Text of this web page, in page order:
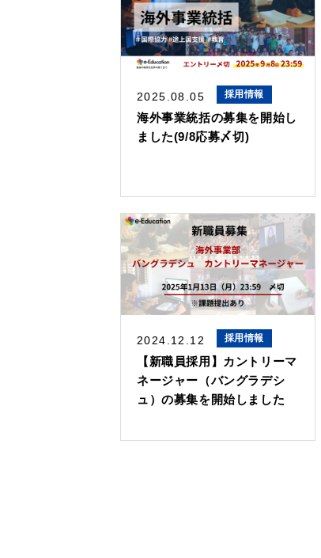
2025.08.05 採用情報
海外事業統括の募集を開始し
ました(9/8応募〆切)
2024.12.12 採用情報
【新職員採用】カントリーマ
ネージャー（バングラデシ
ュ）の募集を開始しました